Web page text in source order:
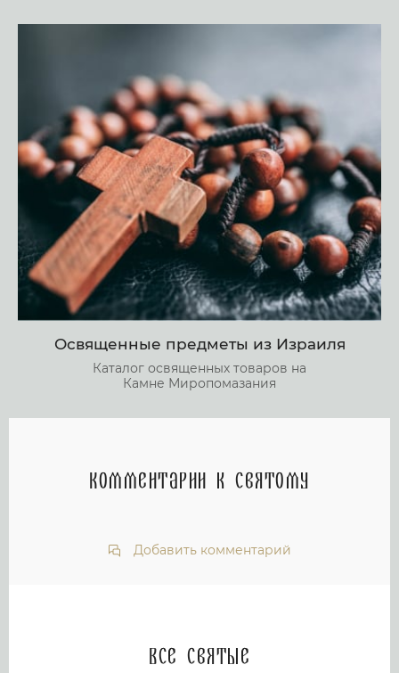
Освященные предметы из Израиля
Каталог освященных товаров на
Камне Миропомазания
Комментарии к святому
Добавить комментарий
Все святые